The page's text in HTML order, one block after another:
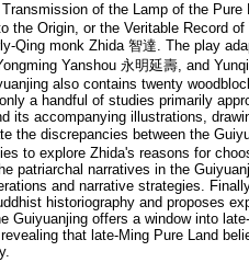
of the Lamp of the Pure
the Origin, or the Veritable Record
Qing monk Zhida 智達. The play
Yanshou 永明延壽, and
also contains twenty
a handful of studies primarily
its accompanying illustrations,
the discrepancies between the
to explore Zhida's reasons for
patriarchal narratives in the
and narrative strategies.
historiography and proposes
Guiyuanjing offers a window into
that late-Ming Pure Land